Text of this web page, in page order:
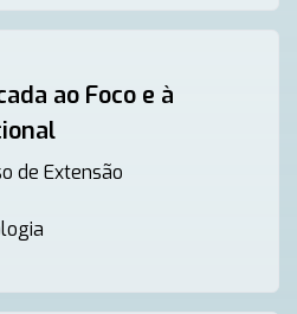
ao Foco e à
de Extensão